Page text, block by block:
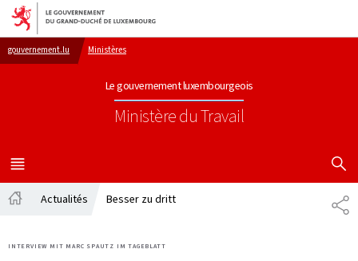
Aller au menu principal
Aller au contenu
gouvernement.lu Ministères
Le gouvernement luxembourgeois
Ministère du Travail
MENU
PRINCIPAL
Actualités Besser zu dritt
INTERVIEW MIT MARC SPAUTZ IM TAGEBLATT